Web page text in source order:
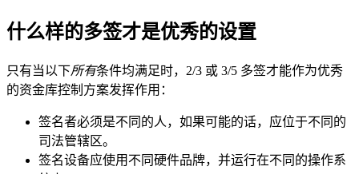
什么样的多签才是优秀的设置
只有当以下所有条件均满足时，2/3 或 3/5 多签才能作为优秀
的资金库控制方案发挥作用：
签名者必须是不同的人，如果可能的话，应位于不同的
司法管辖区。
签名设备应使用不同硬件品牌，并运行在不同的操作系